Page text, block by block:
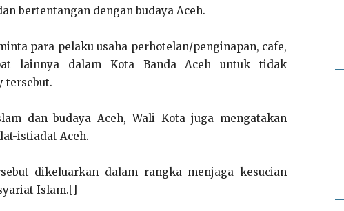
bertentangan dengan budaya Aceh.
para pelaku usaha perhotelan/penginapan, cafe,
lainnya dalam Kota Banda Aceh untuk tidak
tersebut.
dan budaya Aceh, Wali Kota juga mengatakan
istiadat Aceh.
dikeluarkan dalam rangka menjaga kesucian
Islam.[]